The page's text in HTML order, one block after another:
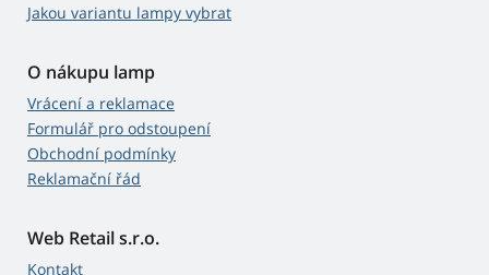
Jakou variantu lampy vybrat
O nákupu lamp
Vrácení a reklamace
Formulář pro odstoupení
Obchodní podmínky
Reklamační řád
Web Retail s.r.o.
Kontakt